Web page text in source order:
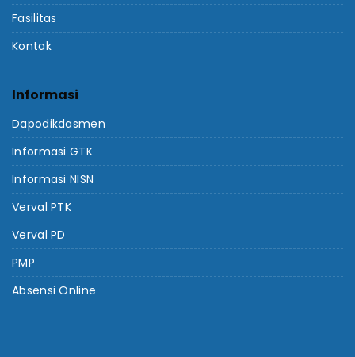
Fasilitas
Kontak
Informasi
Dapodikdasmen
Informasi GTK
Informasi NISN
Verval PTK
Verval PD
PMP
Absensi Online